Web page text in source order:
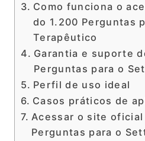
Como funciona o
do 1.200 Perguntas
Terapêutico
Garantia e suporte
Perguntas para o
Perfil de uso ideal
Casos práticos de
Acessar o site oficial
Perguntas para o